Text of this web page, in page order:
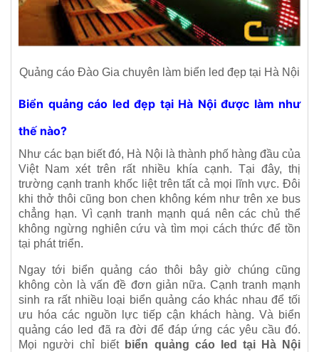
Quảng cáo Đào Gia chuyên làm biển led đẹp tại Hà Nội
Biển quảng cáo led đẹp tại Hà Nội được làm như
thế nào?
Như các bạn biết đó, Hà Nội là thành phố hàng đầu của
Việt Nam xét trên rất nhiều khía cạnh. Tại đây, thị
trường cạnh tranh khốc liệt trên tất cả mọi lĩnh vực. Đôi
khi thở thôi cũng bon chen không kém như trên xe bus
chẳng hạn. Vì cạnh tranh mạnh quá nên các chủ thể
không ngừng nghiên cứu và tìm mọi cách thức để tồn
tại phát triển.
Ngay tới biển quảng cáo thôi bây giờ chúng cũng
không còn là vấn đề đơn giản nữa. Cạnh tranh mạnh
sinh ra rất nhiều loại biển quảng cáo khác nhau để tối
ưu hóa các nguồn lực tiếp cận khách hàng. Và biển
quảng cáo led đã ra đời để đáp ứng các yêu cầu đó.
Mọi người chỉ biết biển quảng cáo led tại Hà Nội